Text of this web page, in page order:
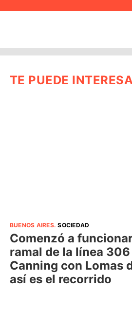
TE PUEDE
BUENOS AIRES.SOCIEDAD
Comenzó a
ramal de la línea
Canning con Lomas
así es el recorrido